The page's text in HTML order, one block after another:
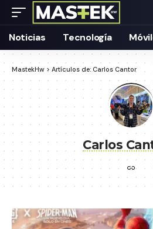
Noticias Tecnología
MastekHw > Artículos de: Carlos Cantor
Carlos